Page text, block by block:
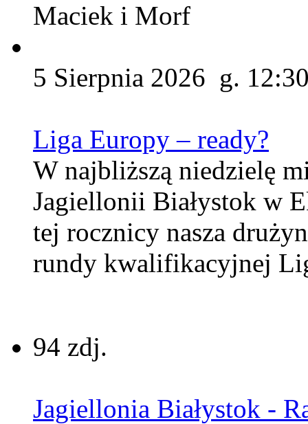
Maciek i Morf
5 Sierpnia 2026 g.
Liga Europy – ready?
W najbliższą niedzielę
Jagiellonii Białystok w
tej rocznicy nasza
rundy kwalifikacyjnej
94 zdj.
Jagiellonia Białystok -